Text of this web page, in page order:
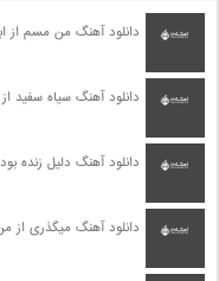
دانلود آهنگ من مسم از
دانلود آهنگ سیاه سفید
دانلود آهنگ دلیل زنده
دانلود آهنگ میگذری از